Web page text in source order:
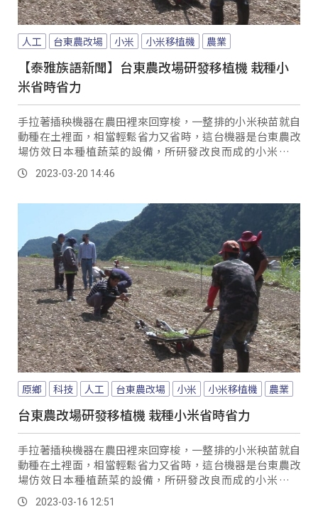
人工 台東農改場 小米 小米移植機 農業
【泰雅族語新聞】台東農改場研發移植機 栽種小
米省時省力
手拉著插秧機器在農田裡來回穿梭，一整排的小米秧苗就自
動種在土裡面，相當輕鬆省力又省時，這台機器是台東農改
場仿效日本種植蔬菜的設備，所研發改良而成的小米移植
機，希望提高種植效率及減少栽種成本。
2023-03-20 14:46
原鄉 科技 人工 台東農改場 小米 小米移植機 農業
台東農改場研發移植機 栽種小米省時省力
手拉著插秧機器在農田裡來回穿梭，一整排的小米秧苗就自
動種在土裡面，相當輕鬆省力又省時，這台機器是台東農改
場仿效日本種植蔬菜的設備，所研發改良而成的小米移植
機，希望提高種植效率及減少栽種成本。
2023-03-16 12:51